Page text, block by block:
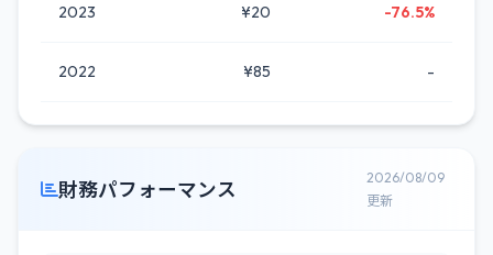
2023 ¥20 -76.5%
2022 ¥85 -
財務パフォーマンス
2026/08/09
更新